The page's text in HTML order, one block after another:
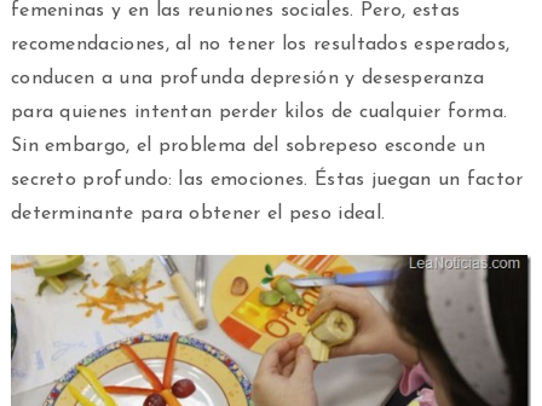
femeninas y en las reuniones sociales. Pero, estas
recomendaciones, al no tener los resultados esperados,
conducen a una profunda depresión y desesperanza
para quienes intentan perder kilos de cualquier forma.
Sin embargo, el problema del sobrepeso esconde un
secreto profundo: las emociones. Éstas juegan un factor
determinante para obtener el peso ideal.